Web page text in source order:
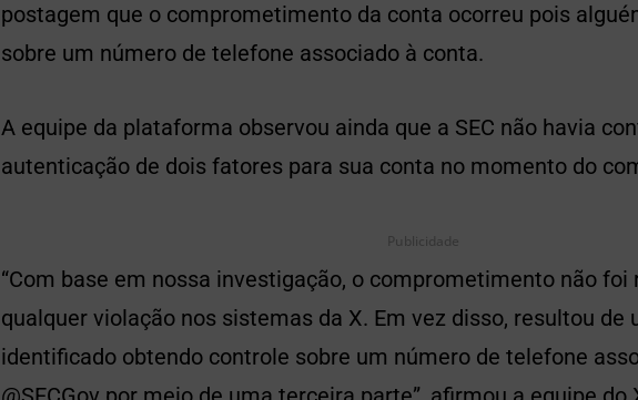
postagem que o comprometimento da conta ocorreu pois
sobre um número de telefone associado à conta.
A equipe da plataforma observou ainda que a SEC não havia
autenticação de dois fatores para sua conta no momento do
Publicidade
“Com base em nossa investigação, o comprometimento não foi
qualquer violação nos sistemas da X. Em vez disso, resultou de
identificado obtendo controle sobre um número de telefone